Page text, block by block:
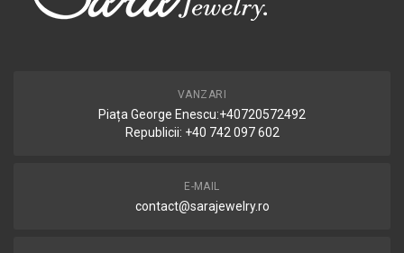
VANZARI
Piața George Enescu:+40720572492
Republicii: +40 742 097 602
E-MAIL
contact@sarajewelry.ro